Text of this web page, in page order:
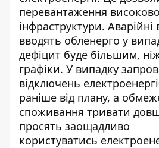
перевантаження
інфраструктури. Аварійні
вводять обленерго у
дефіцит буде більшим,
графіки. У випадку
відключень
раніше від плану, а
споживання тривати
просять заощадливо
користуватись